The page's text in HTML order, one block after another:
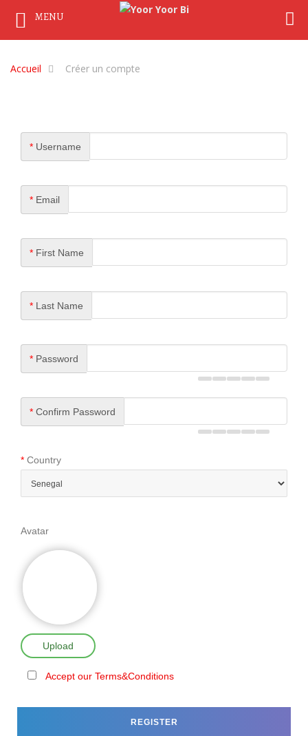
Accueil Créer un compte
* Username
* Email
* First Name
* Last Name
* Password
* Confirm Password
* Country
Avatar
Upload
Accept our Terms&Conditions
MENU